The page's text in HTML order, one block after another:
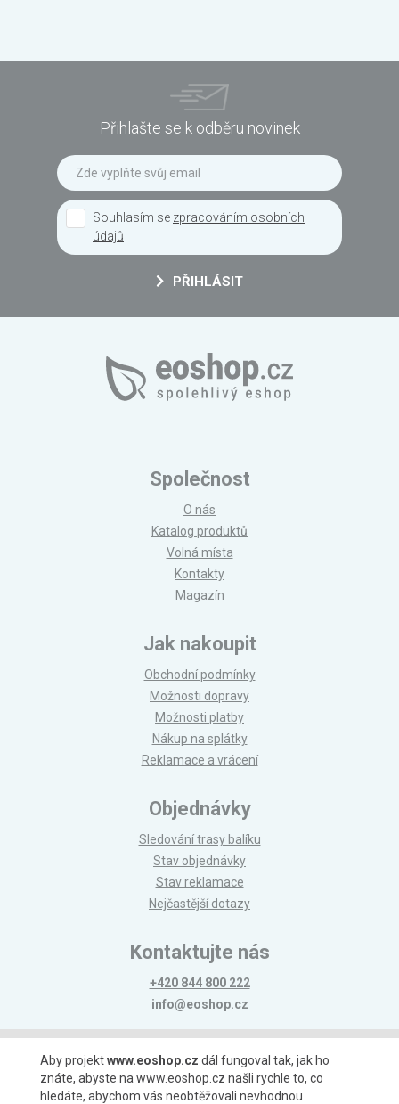
Přihlašte se k odběru novinek
Souhlasím se zpracováním osobních
údajů
PŘIHLÁSIT
Společnost
O nás
Katalog produktů
Volná místa
Kontakty
Magazín
Jak nakoupit
Obchodní podmínky
Možnosti dopravy
Možnosti platby
Nákup na splátky
Reklamace a vrácení
Objednávky
Sledování trasy balíku
Stav objednávky
Stav reklamace
Nejčastější dotazy
Kontaktujte nás
+420 844 800 222
info@eoshop.cz
Možnosti platby
Aby projektwww.eoshop.cz dál fungoval tak, jak ho
znáte, abyste na www.eoshop.cz našli rychle to, co
hledáte, abychom vás neobtěžovali nevhodnou